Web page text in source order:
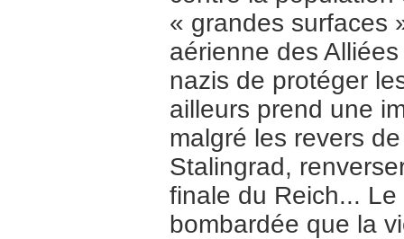
« grandes surfaces
aérienne des
nazis de protéger
ailleurs prend une
malgré les revers
Stalingrad,
finale du Reich...
bombardée que la